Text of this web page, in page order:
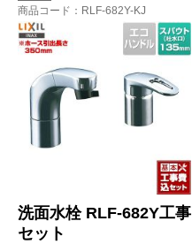
商品コード ：RLF-682Y-KJ
洗面水栓 RLF-682Y工事
セット